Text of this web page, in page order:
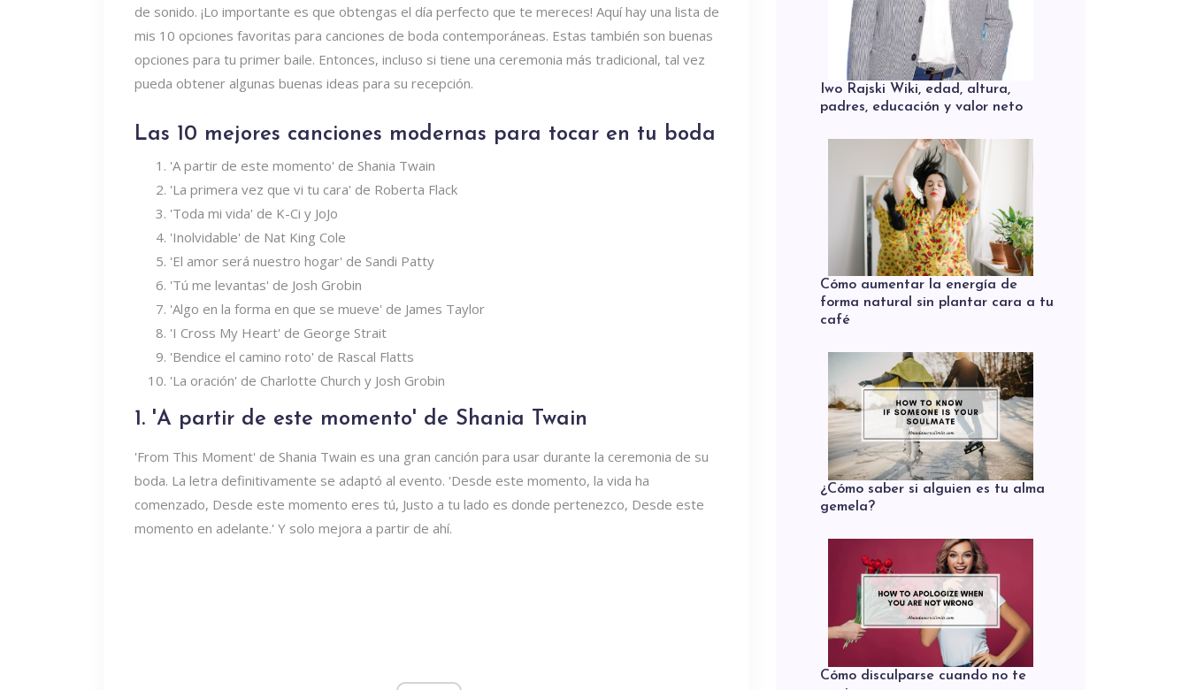
de sonido. ¡Lo importante es que obtengas el día perfecto que te mereces! Aquí hay una lista de
mis 10 opciones favoritas para canciones de boda contemporáneas. Estas también son buenas
opciones para tu primer baile. Entonces, incluso si tiene una ceremonia más tradicional, tal vez
pueda obtener algunas buenas ideas para su recepción.
Las 10 mejores canciones modernas para tocar en tu boda
'A partir de este momento' de Shania Twain
'La primera vez que vi tu cara' de Roberta Flack
'Toda mi vida' de K-Ci y JoJo
'Inolvidable' de Nat King Cole
'El amor será nuestro hogar' de Sandi Patty
'Tú me levantas' de Josh Grobin
'Algo en la forma en que se mueve' de James Taylor
'I Cross My Heart' de George Strait
'Bendice el camino roto' de Rascal Flatts
'La oración' de Charlotte Church y Josh Grobin
1. 'A partir de este momento' de Shania Twain
'From This Moment' de Shania Twain es una gran canción para usar durante la ceremonia de su
boda. La letra definitivamente se adaptó al evento. 'Desde este momento, la vida ha
comenzado, Desde este momento eres tú, Justo a tu lado es donde pertenezco, Desde este
momento en adelante.' Y solo mejora a partir de ahí.
Iwo Rajski Wiki, edad, altura,
padres, educación y valor neto
Cómo aumentar la energía de
forma natural sin plantar cara a tu
café
¿Cómo saber si alguien es tu alma
gemela?
Cómo disculparse cuando no te